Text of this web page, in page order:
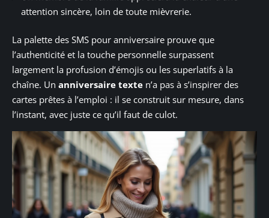
attention sincère, loin de toute mièvrerie.
La palette des SMS pour anniversaire prouve que
l’authenticité et la touche personnelle surpassent
largement la profusion d’émojis ou les superlatifs à la
chaîne. Un anniversaire texte n’a pas à s’inspirer des
cartes prêtes à l’emploi : il se construit sur mesure, dans
l’instant, avec juste ce qu’il faut de culot.